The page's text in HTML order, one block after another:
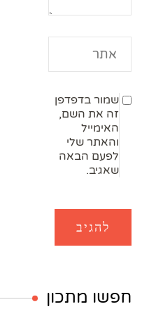
שמור בדפדפן
זה את השם,
האימייל
והאתר שלי
לפעם הבאה
שאגיב.
חפשו מתכון